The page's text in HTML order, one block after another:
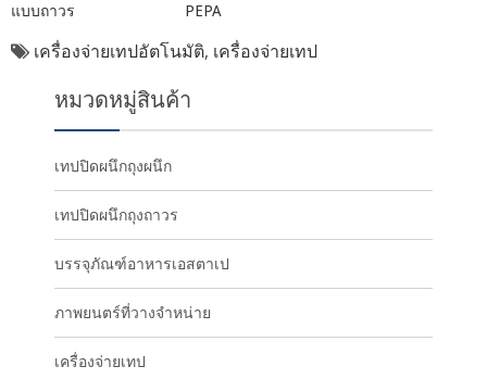
แบบถาวร
PEPA
เครื่องจ่ายเทปอัตโนมัติ, เครื่องจ่ายเทป
หมวดหมู่สินค้า
เทปปิดผนึกถุงผนึก
เทปปิดผนึกถุงถาวร
บรรจุภัณฑ์อาหารเอสตาเป
ภาพยนตร์ที่วางจำหน่าย
เครื่องจ่ายเทป